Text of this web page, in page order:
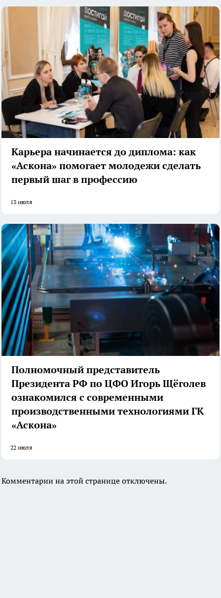
Карьера начинается до диплома: как
«Аскона» помогает молодежи сделать
первый шаг в профессию
13 июля
Полномочный представитель
Президента РФ по ЦФО Игорь Щёголев
ознакомился с современными
производственными технологиями ГК
«Аскона»
22 июля
Комментарии на этой странице отключены.